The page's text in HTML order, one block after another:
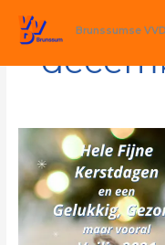
naar
inhoud
Brunssumse VVD
fijne
kerstdagen